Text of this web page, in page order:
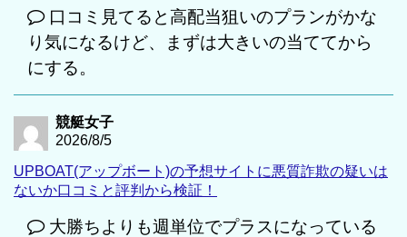
口コミ見てると高配当狙いのプランがかな
り気になるけど、まずは大きいの当ててから
にする。
競艇女子
2026/8/5
UPBOAT(アップボート)の予想サイトに悪質詐欺の疑いは
ないか口コミと評判から検証！
大勝ちよりも週単位でプラスになっている